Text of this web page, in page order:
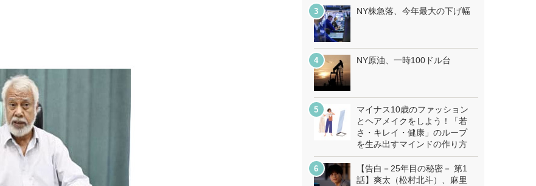
NY株急落、今年最大の下げ幅
NY原油、一時100ドル台
マイナス10歳のファッション
とヘアメイクをしよう！「若
さ・キレイ・健康」のループ
を生み出すマインドの作り方
【告白－25年目の秘密－ 第1
話】爽太（松村北斗）、麻里